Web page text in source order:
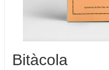
Bitàcola